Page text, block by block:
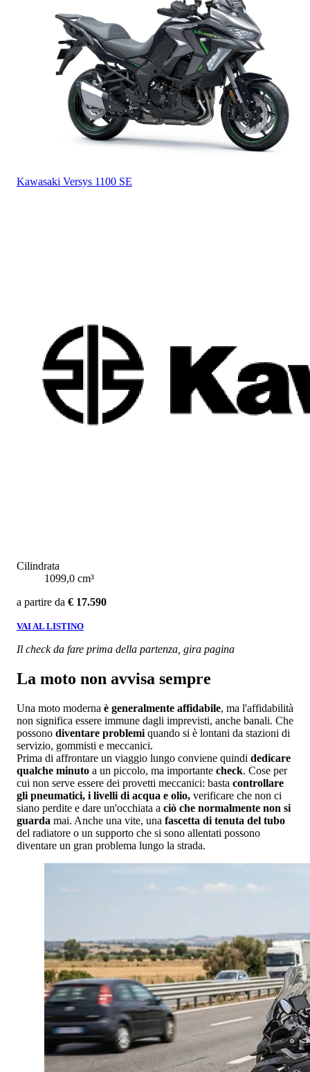
Kawasaki Versys 1100 SE
Cilindrata
1099,0 cm³
a partire da € 17.590
VAI AL LISTINO
Il check da fare prima della partenza, gira pagina
La moto non avvisa sempre
Una moto moderna è generalmente affidabile, ma l'affidabilità
non significa essere immune dagli imprevisti, anche banali. Che
possono diventare problemi quando si è lontani da stazioni di
servizio, gommisti e meccanici.
Prima di affrontare un viaggio lungo conviene quindi dedicare
qualche minuto a un piccolo, ma importante check. Cose per
cui non serve essere dei provetti meccanici: basta controllare
gli pneumatici, i livelli di acqua e olio, verificare che non ci
siano perdite e dare un'occhiata a ciò che normalmente non si
guarda mai. Anche una vite, una fascetta di tenuta del tubo
del radiatore o un supporto che si sono allentati possono
diventare un gran problema lungo la strada.